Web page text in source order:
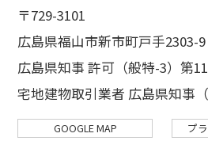
〒729-3101
広島県福山市新市町戸手2303-9
広島県知事 許可（般特-3）第
宅地建物取引業者 広島県知事
GOOGLE MAP プ